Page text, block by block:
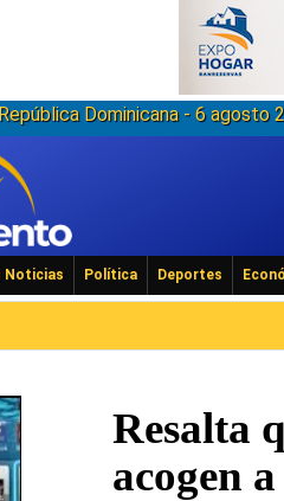
Dominicana - 6 agosto
Noticias Política Deportes
Resalta
acogen